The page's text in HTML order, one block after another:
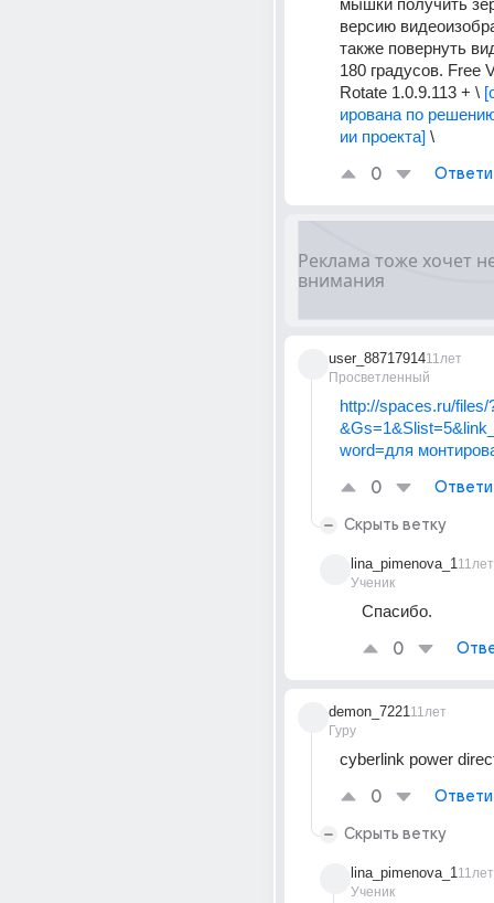
мышки получить
версию
также повернуть
180 градусов. Free
Rotate 1.0.9.113 + \
ирована по
ии проекта] \
0
user_88717914
Просветленный
11лет
http://spaces.ru/
word=для
0
Скрыть ветку
lina_pimenova_1
Ученик
11лет
Спасибо.
0
demon_7221
Гуру
11лет
cyberlink power
0
Скрыть ветку
lina_pimenova_1
Ученик
11лет